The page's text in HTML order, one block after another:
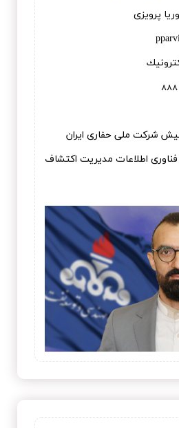
پرویزی
شرکت ملی حفاری ایران
فناوری اطلاعات مدیریت اکتشاف